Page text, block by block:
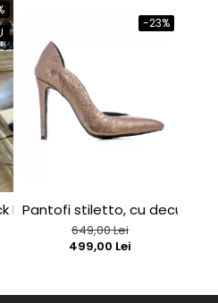
Patent
-23%
Pantofi stiletto, cu decupaj
649,00 Lei
499,00 Lei